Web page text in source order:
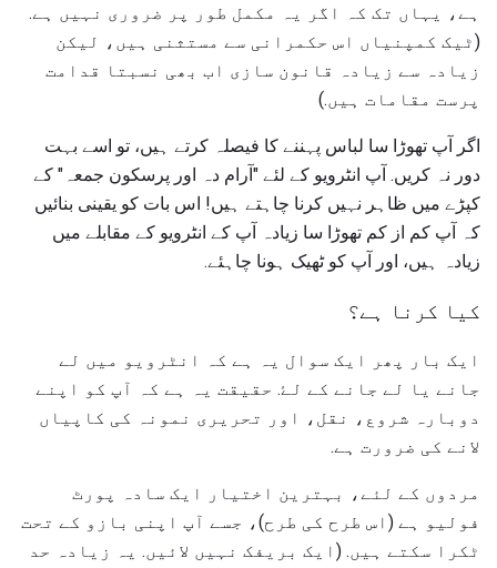
ہے، یہاں تک کہ اگر یہ مکمل طور پر ضروری نہیں ہے.
(ٹیک کمپنیاں اس حکمرانی سے مستثنی ہیں، لیکن
زیادہ سے زیادہ قانون سازی اب بھی نسبتا قدامت
پرست مقامات ہیں.)
اگر آپ تھوڑا سا لباس پہننے کا فیصلہ کرتے ہیں، تو اسے بہت
دور نہ کریں. آپ انٹرویو کے لئے "آرام دہ اور پرسکون جمعہ" کے
کپڑے میں ظاہر نہیں کرنا چاہتے ہیں! اس بات کو یقینی بنائیں
کہ آپ کم از کم تھوڑا سا زیادہ آپ کے انٹرویو کے مقابلے میں
زیادہ ہیں، اور آپ کو ٹھیک ہونا چاہئے.
کیا کرنا ہے؟
ایک بار پھر ایک سوال یہ ہے کہ انٹرویو میں لے
جانے یا لے جانے کے لۓ. حقیقت یہ ہے کہ آپ کو اپنے
دوبارہ شروع، نقل، اور تحریری نمونہ کی کاپیاں
لانے کی ضرورت ہے.
مردوں کے لئے، بہترین اختیار ایک سادہ پورٹ
فولیو ہے (اس طرح کی طرح)، جسے آپ اپنی بازو کے تحت
ٹکرا سکتے ہیں. (ایک بریفک نہیں لائیں. یہ زیادہ حد